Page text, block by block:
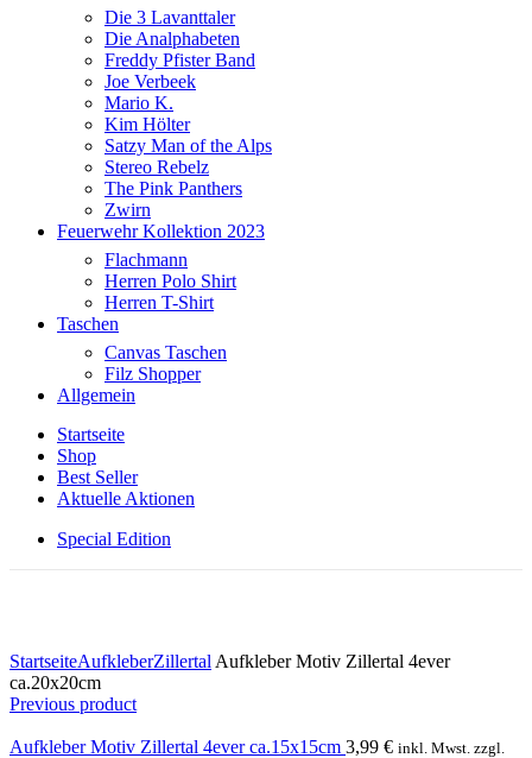
Die 3 Lavanttaler
Die Analphabeten
Freddy Pfister Band
Joe Verbeek
Mario K.
Kim Hölter
Satzy Man of the Alps
Stereo Rebelz
The Pink Panthers
Zwirn
Feuerwehr Kollektion 2023
Flachmann
Herren Polo Shirt
Herren T-Shirt
Taschen
Canvas Taschen
Filz Shopper
Allgemein
Startseite
Shop
Best Seller
Aktuelle Aktionen
Special Edition
StartseiteAufkleberZillertal Aufkleber Motiv Zillertal 4ever
ca.20x20cm
Previous product
Aufkleber Motiv Zillertal 4ever ca.15x15cm 3,99 € inkl. Mwst. zzgl.